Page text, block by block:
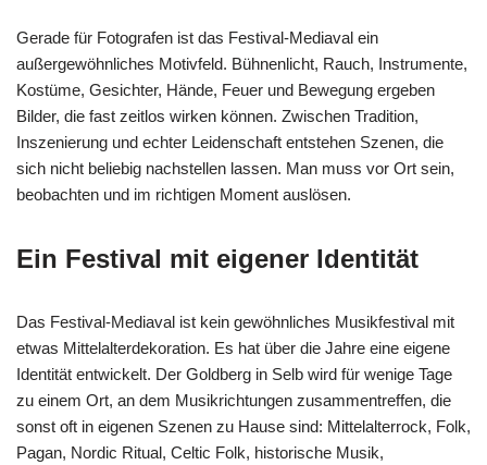
Gerade für Fotografen ist das Festival-Mediaval ein
außergewöhnliches Motivfeld. Bühnenlicht, Rauch, Instrumente,
Kostüme, Gesichter, Hände, Feuer und Bewegung ergeben
Bilder, die fast zeitlos wirken können. Zwischen Tradition,
Inszenierung und echter Leidenschaft entstehen Szenen, die
sich nicht beliebig nachstellen lassen. Man muss vor Ort sein,
beobachten und im richtigen Moment auslösen.
Ein Festival mit eigener Identität
Das Festival-Mediaval ist kein gewöhnliches Musikfestival mit
etwas Mittelalterdekoration. Es hat über die Jahre eine eigene
Identität entwickelt. Der Goldberg in Selb wird für wenige Tage
zu einem Ort, an dem Musikrichtungen zusammentreffen, die
sonst oft in eigenen Szenen zu Hause sind: Mittelalterrock, Folk,
Pagan, Nordic Ritual, Celtic Folk, historische Musik,